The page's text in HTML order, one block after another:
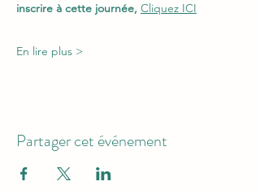
inscrire à cette journée, Cliquez ICI
En lire plus >
Partager cet événement